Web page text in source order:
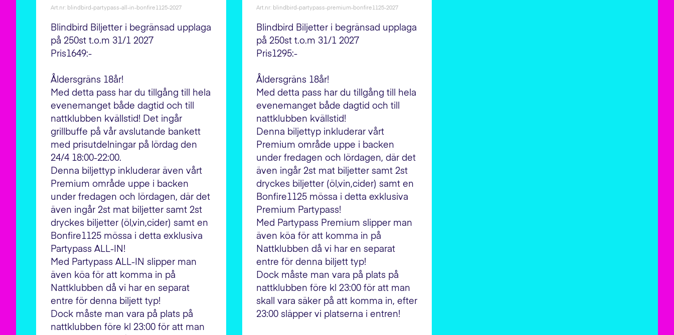
Art.nr: blindbird-partypass-all-in-bonfire1125-2027
Blindbird Biljetter i begränsad upplaga
på 250st t.o.m 31/1 2027
Pris1649:-
Åldersgräns 18år!
Med detta pass har du tillgång till hela
evenemanget både dagtid och till
nattklubben kvällstid! Det ingår
grillbuffe på vår avslutande bankett
med prisutdelningar på lördag den
24/4 18:00-22:00.
Denna biljettyp inkluderar även vårt
Premium område uppe i backen
under fredagen och lördagen, där det
även ingår 2st mat biljetter samt 2st
dryckes biljetter (öl,vin,cider) samt en
Bonfire1125 mössa i detta exklusiva
Partypass ALL-IN!
Med Partypass ALL-IN slipper man
även köa för att komma in på
Nattklubben då vi har en separat
entre för denna biljett typ!
Dock måste man vara på plats på
nattklubben före kl 23:00 för att man
Art.nr: blindbird-partypass-premium-bonfire1125-2027
Blindbird Biljetter i begränsad upplaga
på 250st t.o.m 31/1 2027
Pris1295:-
Åldersgräns 18år!
Med detta pass har du tillgång till hela
evenemanget både dagtid och till
nattklubben kvällstid!
Denna biljettyp inkluderar vårt
Premium område uppe i backen
under fredagen och lördagen, där det
även ingår 2st mat biljetter samt 2st
dryckes biljetter (öl,vin,cider) samt en
Bonfire1125 mössa i detta exklusiva
Premium Partypass!
Med Partypass Premium slipper man
även köa för att komma in på
Nattklubben då vi har en separat
entre för denna biljett typ!
Dock måste man vara på plats på
nattklubben före kl 23:00 för att man
skall vara säker på att komma in, efter
23:00 släpper vi platserna i entren!